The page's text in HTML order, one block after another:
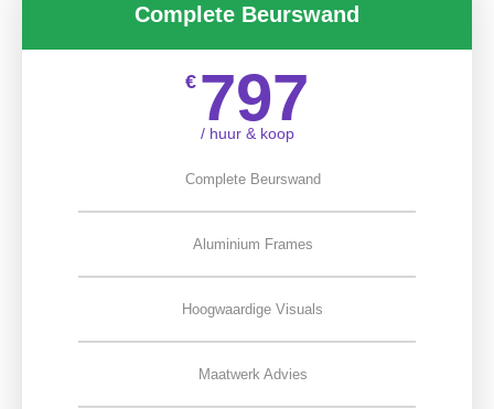
Complete Beurswand
€ 797
/ huur & koop
Complete Beurswand
Aluminium Frames
Hoogwaardige Visuals
Maatwerk Advies